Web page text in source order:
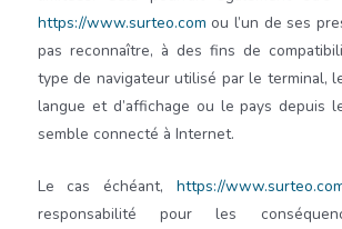
https://www.surteo.com ou l’un de ses
pas reconnaître, à des fins de
type de navigateur utilisé par le terminal,
langue et d’affichage ou le pays depuis
semble connecté à Internet.
Le cas échéant, https://
responsabilité pour les